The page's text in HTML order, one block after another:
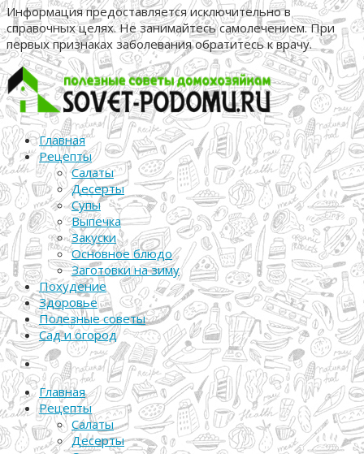
Информация предоставляется исключительно в
справочных целях. Не занимайтесь самолечением. При
первых признаках заболевания обратитесь к врачу.
Главная
Рецепты
Салаты
Десерты
Супы
Выпечка
Закуски
Основное блюдо
Заготовки на зиму
Похудение
Здоровье
Полезные советы
Сад и огород
Главная
Рецепты
Салаты
Десерты